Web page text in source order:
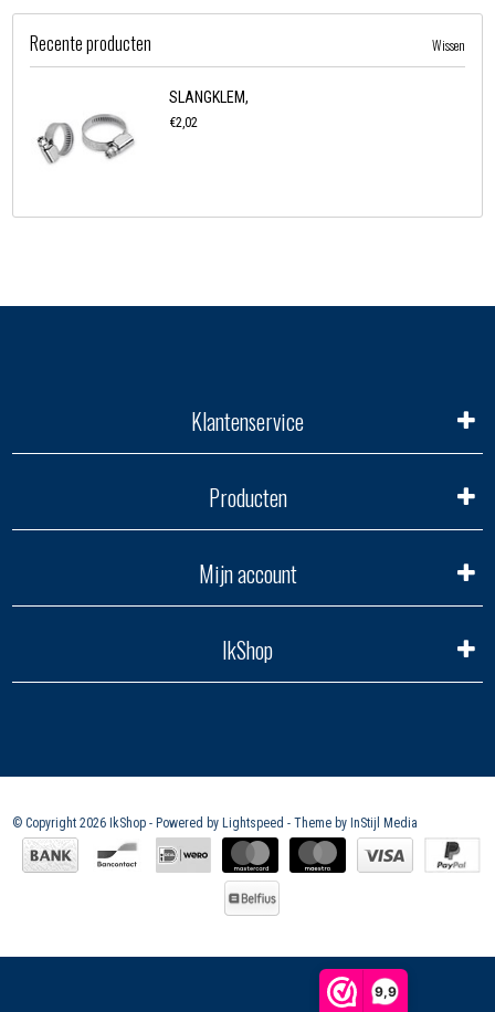
9,9
Recente producten Wissen
SLANGKLEM,
€2,02
Klantenservice
Producten
Mijn account
IkShop
© Copyright 2026 IkShop - Powered by Lightspeed - Theme by InStijl Media